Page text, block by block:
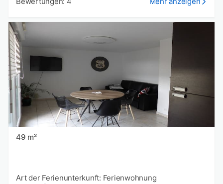
49 m²
Art der Ferienunterkunft: Ferienwohnung